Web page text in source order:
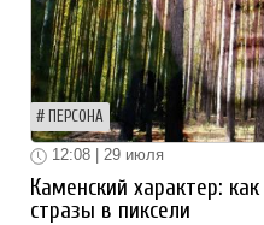
ПЕРСОНА
12:08 | 29 июля
Каменский характер:
стразы в пиксели